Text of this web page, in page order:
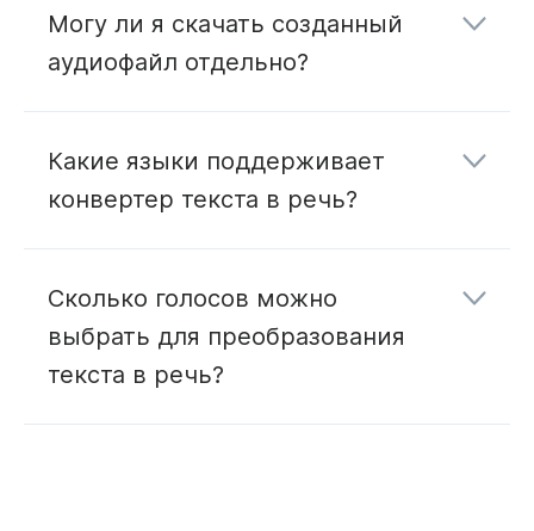
Могу ли я скачать созданный
аудиофайл отдельно?
Какие языки поддерживает
конвертер текста в речь?
Сколько голосов можно
выбрать для преобразования
текста в речь?